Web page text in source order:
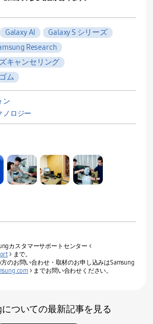
Galaxy AI
Galaxy S シリーズ
Research
キャンセリング
ム
ン
ノロジー
カスタマーサポートセンター <
> まで。
のお問い合わせ・取材のお申し込みはSamsung
> までお問い合わせください。
についての最新記事を見る